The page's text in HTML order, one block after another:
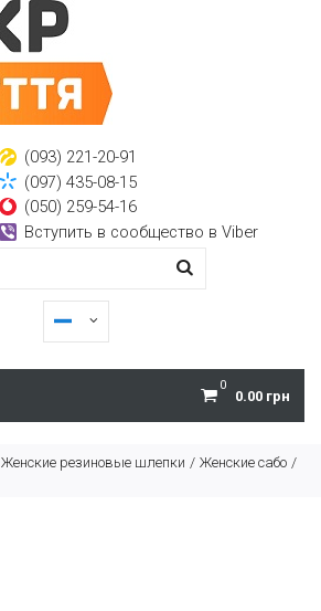
(093) 221-20-91
(097) 435-08-15
(050) 259-54-16
Вступить в сообщество в Viber
0
0.00 грн
Женские резиновые шлепки
Женские сабо